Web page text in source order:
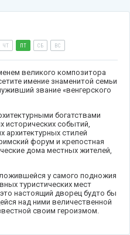
ЧТ ПТ СБ ВС
великого композитора
имение знаменитой семьи
звание «венгерского
богатствами
исторических событий,
архитектурных стилей
форум и крепостная
дома местных жителей,
у самого подножия
туристических мест
настоящий дворец будто бы
над ними величественной
своим героизмом.